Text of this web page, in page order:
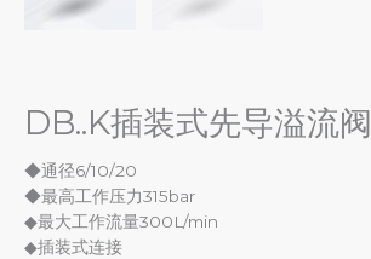
DB..K插装式先导溢流阀
◆通径6/10/20
◆最高工作压力315bar
◆最大工作流量300L/min
◆插装式连接